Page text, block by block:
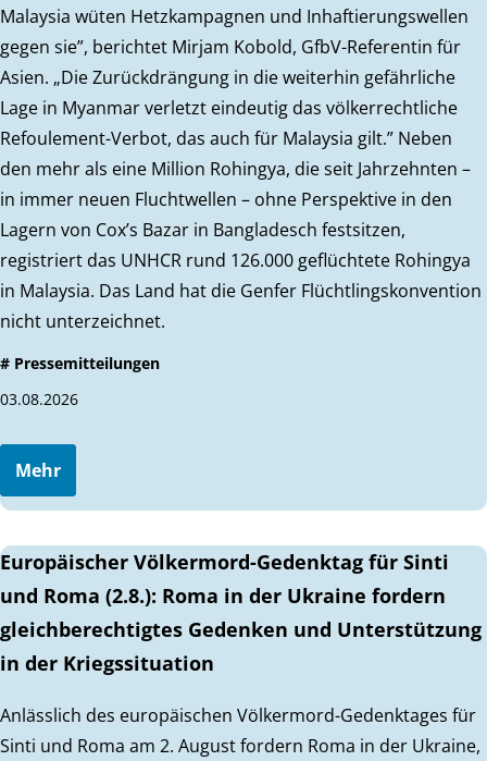
Malaysia wüten Hetzkampagnen und Inhaftierungswellen
gegen sie”, berichtet Mirjam Kobold, GfbV-Referentin für
Asien. „Die Zurückdrängung in die weiterhin gefährliche
Lage in Myanmar verletzt eindeutig das völkerrechtliche
Refoulement-Verbot, das auch für Malaysia gilt.” Neben
den mehr als eine Million Rohingya, die seit Jahrzehnten –
in immer neuen Fluchtwellen – ohne Perspektive in den
Lagern von Cox’s Bazar in Bangladesch festsitzen,
registriert das UNHCR rund 126.000 geflüchtete Rohingya
in Malaysia. Das Land hat die Genfer Flüchtlingskonvention
nicht unterzeichnet.
# Pressemitteilungen
03.08.2026
Mehr
Europäischer Völkermord-Gedenktag für Sinti
und Roma (2.8.): Roma in der Ukraine fordern
gleichberechtigtes Gedenken und Unterstützung
in der Kriegssituation
Anlässlich des europäischen Völkermord-Gedenktages für
Sinti und Roma am 2. August fordern Roma in der Ukraine,